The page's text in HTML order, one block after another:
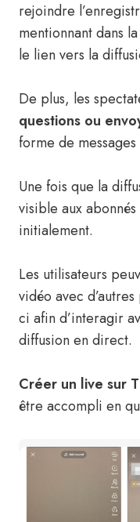
rejoindre
mentionnant dans
le lien vers la
De plus, les
questions ou
forme de
Une fois que la
visible aux
initialement.
Les utilisateurs
vidéo avec
ci afin d’interagir
diffusion en direct.
Créer un live sur
être accompli en